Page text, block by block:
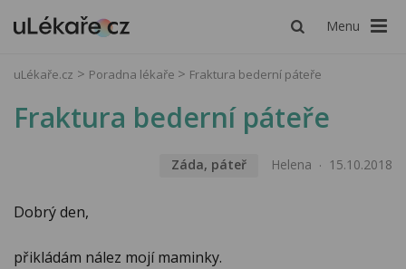
Menu
uLékaře.cz Poradna lékaře Fraktura bederní páteře
Fraktura bederní páteře
Záda, páteř Helena 15.10.2018
Dobrý den,
přikládám nález mojí maminky.